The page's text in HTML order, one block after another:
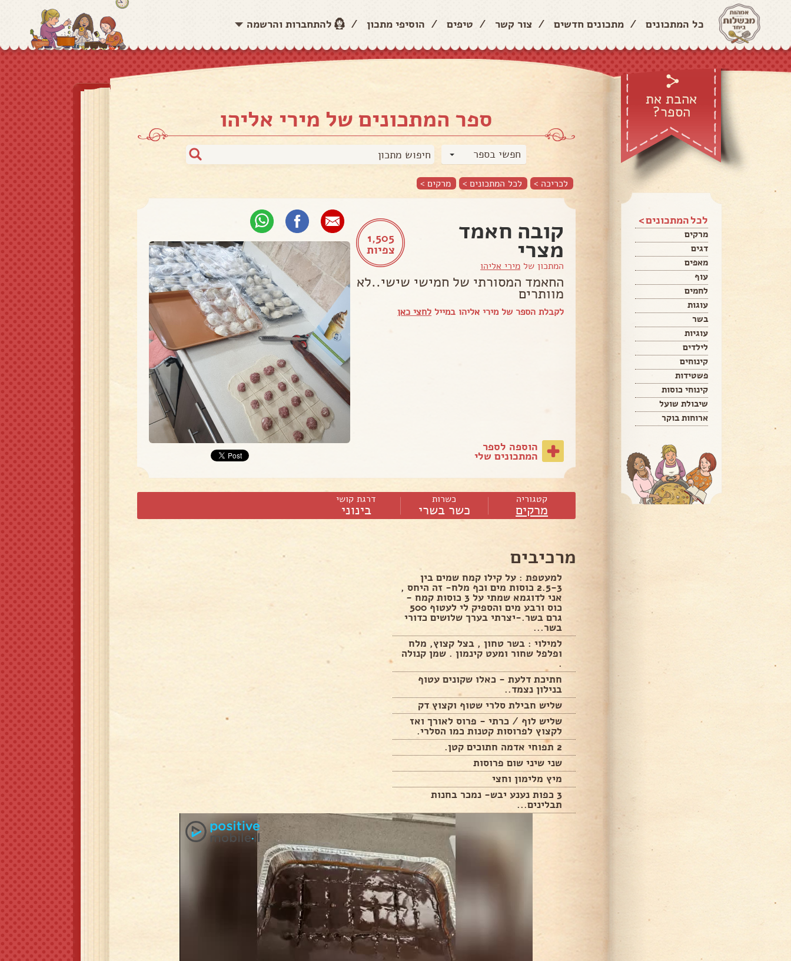
כל המתכונים / מתכונים חדשים / צור קשר / טיפים / הוסיפי מתכון / להתחברות והרשמה
אהבת את
הספר?
לכל המתכונים >
מרקים
דגים
מאפים
עוף
לחמים
עוגות
בשר
עוגיות
לילדים
קינוחים
פשטידות
קינוחי כוסות
שיבולת שועל
ארוחות בוקר
ספר המתכונים של מירי אליהו
חפשי בספר
לכריכה > לכל המתכונים > מרקים >
1,505
צפיות
קובה חאמד
מצרי
המתכון של מירי אליהו
החאמד המסורתי של חמישי שישי..לא
מוותרים
לקבלת הספר של מירי אליהו במייל לחצי כאן
הוספה לספר
המתכונים שלי
קטגוריה
מרקים
כשרות
כשר בשרי
דרגת קושי
בינוני
מרכיבים
למעטפת : על קילו קמח שמים בין
2.5-3 כוסות מים וכף מלח- זה היחס ,
אני לדוגמא שמתי על 3 כוסות קמח -
כוס ורבע מים והספיק לי לעטוף 500
גרם בשר.-יצרתי בערך שלושים כדורי
בשר...
למילוי : בשר טחון , בצל קצוץ, מלח
ופלפל שחור ומעט קינמון . שמן קנולה
.
חתיכת דלעת - כאלו שקונים עטוף
בנילון נצמד..
שליש חבילת סלרי שטוף וקצוץ דק
שליש לוף / כרתי - פרוס לאורך ואז
לקצוץ לפרוסות קטנות כמו הסלרי.
2 תפוחי אדמה חתוכים קטן.
שני שיני שום פרוסות
מיץ מלימון וחצי
3 כפות נענע יבש- נמכר בחנות
תבלינים...